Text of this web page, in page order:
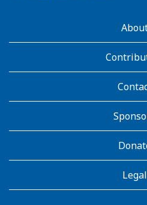
AboutKidsHealth
Legal